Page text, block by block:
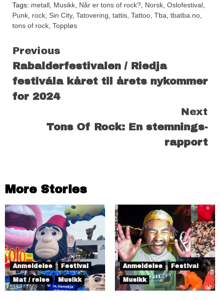
Tags: metall Musikk Når er tons of rock? Norsk Oslofestival
Punk rock Sin City, Tatovering tattis Tattoo Tba tbatba.no
tons of rock Toppløs
Continue
Reading
Previous
Rabalderfestivalen / Riedja
festivála kåret til årets nykommer
for 2024
Next
Tons Of Rock: En stemnings-
rapport
More Stories
Anmeldelse
Festival
Mat / reise
Musikk
Anmeldelse
Festival
Musikk